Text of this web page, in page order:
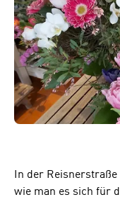
In der
wie man es sich für